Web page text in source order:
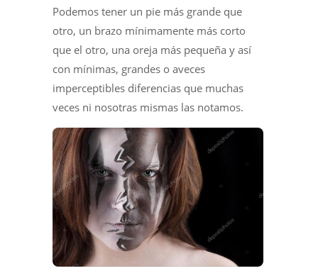
Podemos tener un pie más grande que
otro, un brazo mínimamente más corto
que el otro, una oreja más pequeña y así
con mínimas, grandes o aveces
imperceptibles diferencias que muchas
veces ni nosotras mismas las notamos.